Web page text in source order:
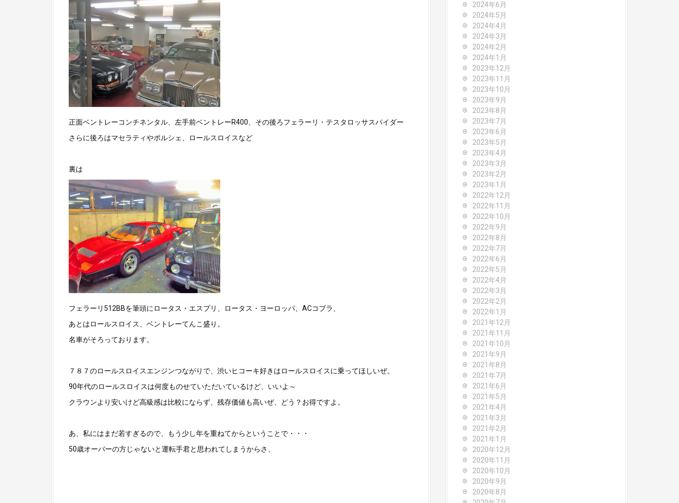
正面ベントレーコンチネンタル、左手前ベントレーR400、その後ろフェラーリ・テスタロッサスパイダー
さらに後ろはマセラティやポルシェ、ロールスロイスなど
裏は
フェラーリ512BBを筆頭にロータス・エスプリ、ロータス・ヨーロッパ、ACコブラ、
あとはロールスロイス、ベントレーてんこ盛り。
名車がそろっております。
７８７のロールスロイスエンジンつながりで、渋いヒコーキ好きはロールスロイスに乗ってほしいぜ。
90年代のロールスロイスは何度ものせていただいているけど、いいよ～
クラウンより安いけど高級感は比較にならず、残存価値も高いぜ、どう？お得ですよ。
あ、私にはまだ若すぎるので、もう少し年を重ねてからということで・・・
50歳オーバーの方じゃないと運転手君と思われてしまうからさ、
2024年6月
2024年5月
2024年4月
2024年3月
2024年2月
2024年1月
2023年12月
2023年11月
2023年10月
2023年9月
2023年8月
2023年7月
2023年6月
2023年5月
2023年4月
2023年3月
2023年2月
2023年1月
2022年12月
2022年11月
2022年10月
2022年9月
2022年8月
2022年7月
2022年6月
2022年5月
2022年4月
2022年3月
2022年2月
2022年1月
2021年12月
2021年11月
2021年10月
2021年9月
2021年8月
2021年7月
2021年6月
2021年5月
2021年4月
2021年3月
2021年2月
2021年1月
2020年12月
2020年11月
2020年10月
2020年9月
2020年8月